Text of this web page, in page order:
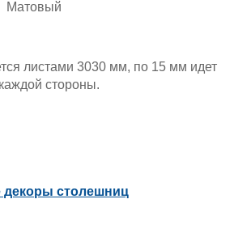
Матовый
листами 3030 мм, по 15 мм идет
стороны.
декоры столешниц